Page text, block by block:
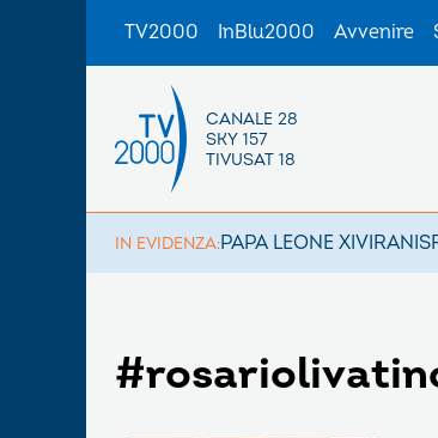
TV2000 InBlu2000 Avvenire
CANALE 28
SKY 157
TIVUSAT 18
IN EVIDENZA:PAPA LEONE XIVIRAN